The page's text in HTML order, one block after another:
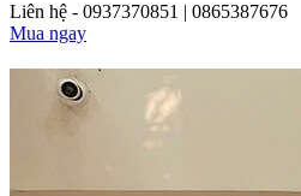
Liên hệ - 0937370851 | 0865387676
Mua ngay